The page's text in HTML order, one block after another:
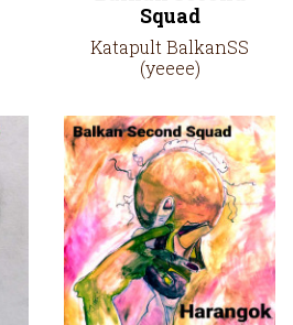
Squad
Katapult BalkanSS
(yeeee)